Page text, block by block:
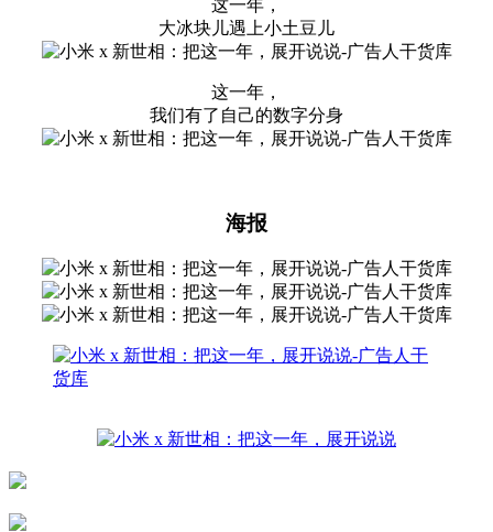
这一年，
大冰块儿遇上小土豆儿
这一年，
我们有了自己的数字分身
海报